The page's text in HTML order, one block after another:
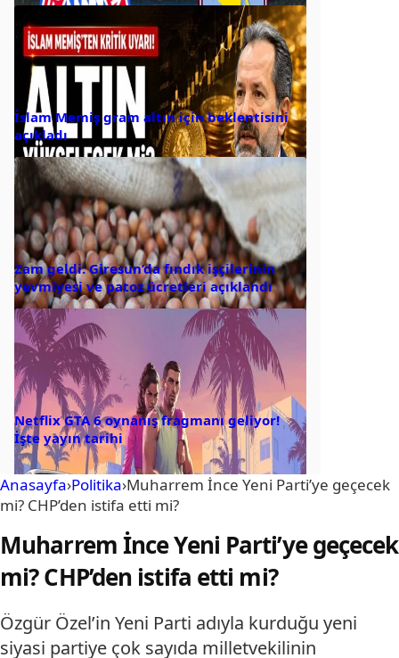
İslam Memiş gram altın için beklentisini
açıkladı
Zam geldi: Giresun’da fındık işçilerinin
yevmiyesi ve patoz ücretleri açıklandı
Netflix GTA 6 oynanış fragmanı geliyor!
İşte yayın tarihi
Anasayfa›Politika›Muharrem İnce Yeni Parti’ye geçecek
mi? CHP’den istifa etti mi?
Muharrem İnce Yeni Parti’ye geçecek
mi? CHP’den istifa etti mi?
Özgür Özel’in Yeni Parti adıyla kurduğu yeni
siyasi partiye çok sayıda milletvekilinin